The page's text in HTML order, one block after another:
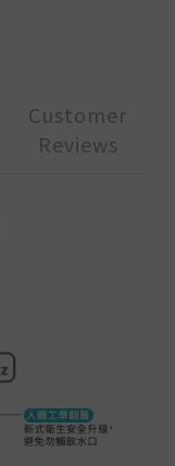
Customer
Reviews